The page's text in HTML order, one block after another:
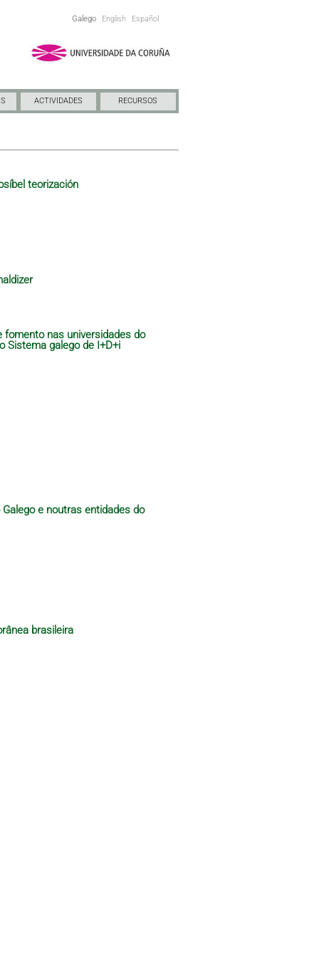
Galego English Español
ACTIVIDADES RECURSOS
teorización
nas universidades do
Sistema galego de I+D+i
e noutras entidades do
brasileira